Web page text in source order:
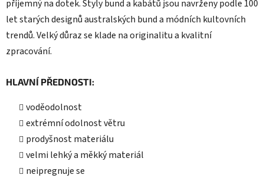
příjemný na dotek. Styly bund a kabátů jsou navrženy podle 100
let starých designů australských bund a módních kultovních
trendů. Velký důraz se klade na originalitu a kvalitní
zpracování.
HLAVNÍ PŘEDNOSTI:
voděodolnost
extrémní odolnost větru
prodyšnost materiálu
velmi lehký a měkký materiál
neipregnuje se